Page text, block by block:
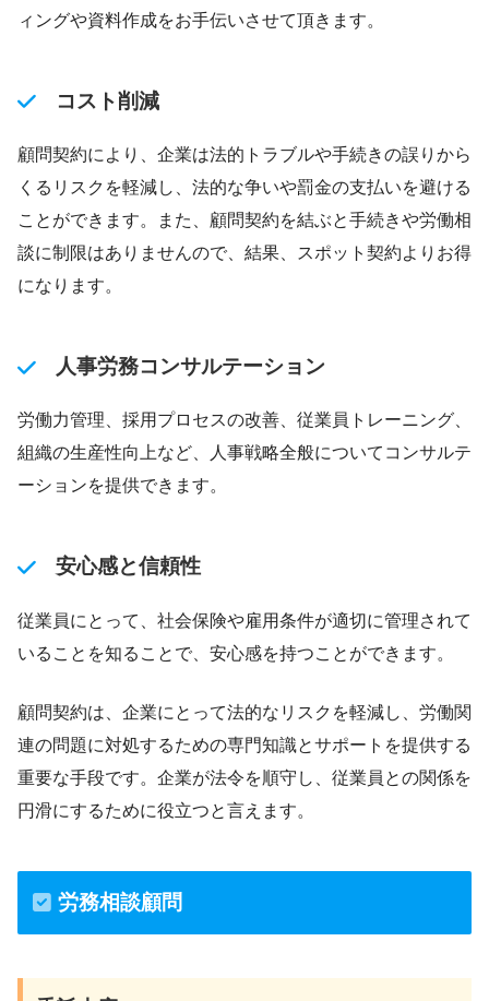
ィングや資料作成をお手伝いさせて頂きます。
コスト削減
顧問契約により、企業は法的トラブルや手続きの誤りから
くるリスクを軽減し、法的な争いや罰金の支払いを避ける
ことができます。また、顧問契約を結ぶと手続きや労働相
談に制限はありませんので、結果、スポット契約よりお得
になります。
人事労務コンサルテーション
労働力管理、採用プロセスの改善、従業員トレーニング、
組織の生産性向上など、人事戦略全般についてコンサルテ
ーションを提供できます。
安心感と信頼性
従業員にとって、社会保険や雇用条件が適切に管理されて
いることを知ることで、安心感を持つことができます。
顧問契約は、企業にとって法的なリスクを軽減し、労働関
連の問題に対処するための専門知識とサポートを提供する
重要な手段です。企業が法令を順守し、従業員との関係を
円滑にするために役立つと言えます。
労務相談顧問